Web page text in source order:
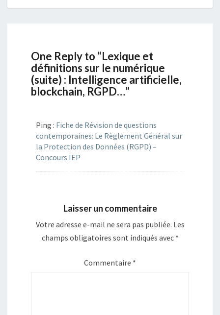
One Reply to “Lexique et
définitions sur le numérique
(suite) : Intelligence artificielle,
blockchain, RGPD…”
Ping : Fiche de Révision de questions
contemporaines: Le Règlement Général sur
la Protection des Données (RGPD) –
Concours IEP
Laisser un commentaire
Votre adresse e-mail ne sera pas publiée. Les
champs obligatoires sont indiqués avec *
Commentaire *